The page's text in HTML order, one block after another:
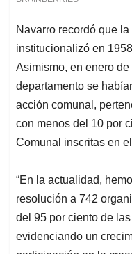
Navarro recordó que
institucionalizó en
Asimismo, en enero
departamento se
acción comunal,
con menos del 10 por
Comunal inscritas en
“En la actualidad,
resolución a 742
del 95 por ciento de
evidenciando un